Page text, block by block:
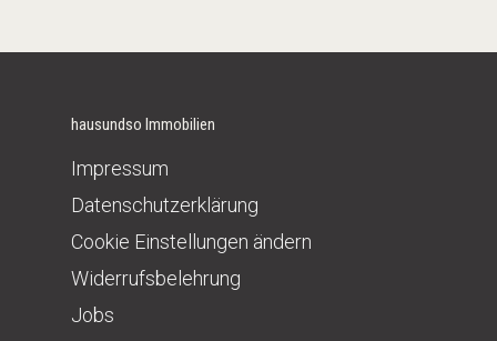
hausundso Immobilien
Impressum
Datenschutzerklärung
Cookie Einstellungen ändern
Widerrufsbelehrung
Jobs